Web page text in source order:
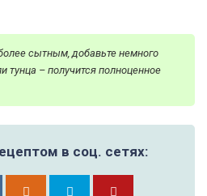
сытным, добавьте немного
тунца – получится полноценное
в соц. сетях: